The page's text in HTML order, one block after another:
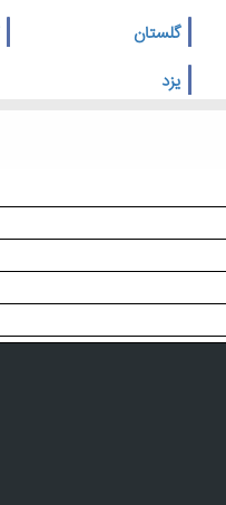
گلستان
یزد